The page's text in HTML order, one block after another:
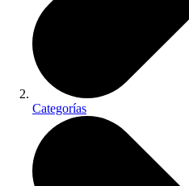
Categorías